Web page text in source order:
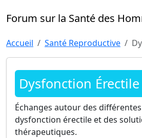
Forum sur la Santé des
Accueil Santé Reproductive
Dysfonction Érectile
Échanges autour des
dysfonction érectile et des
thérapeutiques.